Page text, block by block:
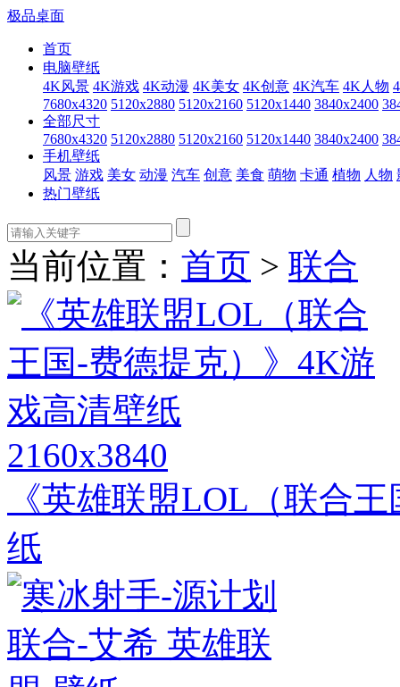
极品桌面
首页
电脑壁纸
4K风景 4K游戏 4K动漫 4K美女 4K创意 4K汽车 4K人物
7680x4320 5120x2880 5120x2160 5120x1440 3840x2400
全部尺寸
7680x4320 5120x2880 5120x2160 5120x1440 3840x2400
手机壁纸
风景 游戏 美女 动漫 汽车 创意 美食 萌物 卡通 植物 人物
热门壁纸
当前位置： 首页 > 联合
2160x3840
《英雄联盟LOL（联合
纸